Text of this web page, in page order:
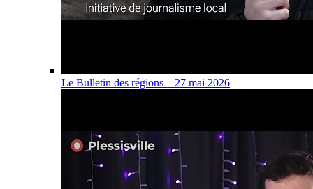
Le Bulletin des régions – 27 mai 2026